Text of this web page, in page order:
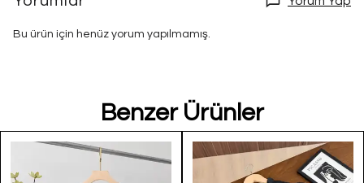
Bu ürün için henüz yorum yapılmamış.
Benzer Ürünler